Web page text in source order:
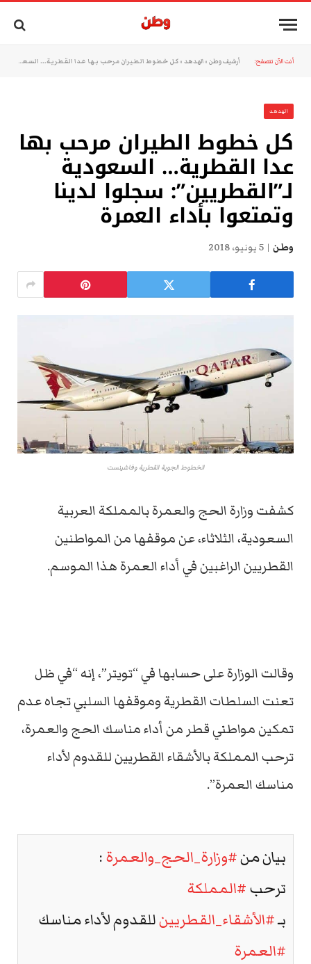
أنت الآن تتصفح: أرشيف وطن »الهدهد »كل خطوط الطيران مرحب بها عدا القطرية… السعودية لـ”القطريين”: سجلوا لدينا وتمتعوا بأداء العمرة
الهدهد
كل خطوط الطيران مرحب بها
عدا القطرية… السعودية
لـ”القطريين”: سجلوا لدينا
وتمتعوا بأداء العمرة
وطن 5 يونيو، 2018
الخطوط الجوية القطرية وفاشينست
كشفت وزارة الحج والعمرة بالمملكة العربية
السعودية، الثلاثاء، عن موقفها من المواطنين
القطريين الراغبين في أداء العمرة هذا الموسم.
وقالت الوزارة على حسابها في “تويتر”، إنه “في ظل
تعنت السلطات القطرية وموقفها السلبي تجاه عدم
تمكين مواطني قطر من أداء مناسك الحج والعمرة،
ترحب المملكة بالأشقاء القطريين للقدوم لأداء
مناسك العمرة”.
بيان من#وزارة_الحج_والعمرة:
ترحب#المملكة
بـ#الأشقاء_القطريينللقدوم لأداء مناسك
#العمرة